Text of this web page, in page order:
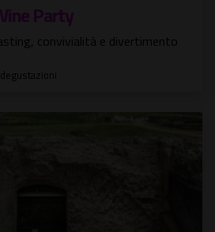
Party
convivialità e divertimento